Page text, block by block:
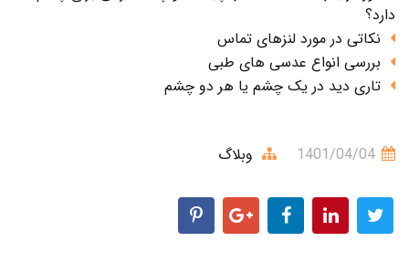
دارد؟
نکاتی در مورد لنزهای تماس
بررسی انواع عدسی های طبی
تاری دید در یک چشم یا هر دو چشم
وبلاگ